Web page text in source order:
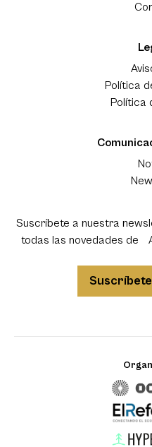
Política
Política
Suscríbete a nuestra
todas las novedades de
Suscríbete